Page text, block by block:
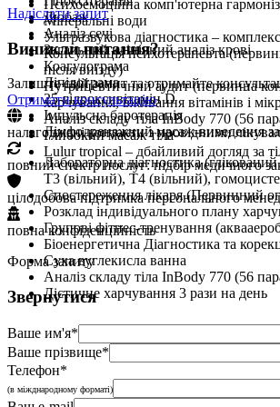
Психоемоційна комп'ютерна
Мінеральні води
Ультразвукова діагностика –
Консультація психотерапевта
після виїзду)
Нутрицевтичний аудит (первинна
харчування, вживання вітамінів і
Аналіз складу тіла InBody 770 (56
Глибокий масаж тіла
Lulur tropical – дбайливий догляд за
Дюбаж
Аналіз сечі
Загальний клінічний аналіз крові
Коагулограма
Ліпідограма
25-гідроксивітамін D
Імпульсна баротерапія
Лімфодренажний масаж-виведення
Лабораторна діагностика
Т3 (вільний), Т4 (вільний),
Спостереження лікаря (Первинний
Розклад індивідуального плану
Групові фітнес-тренування
Біоенергетична Діагностика та
Суха вуглекисла ванна
Аналіз складу тіла InBody 770 (56
Дієтичне харчування 3 рази на день
Надіслати запит
Виникли питання?
Залиште свій запит та отримайте
Отримати консультацію
налагоджені контакти з провідними
повний спектр послуг: підбір медичного
цілодобова підтримка персонального
повна конфіденційність
Форма запиту
Звернутися
Ваше им'я*
Ваше прізвище*
Телефон*
(в міжднародному форматі)